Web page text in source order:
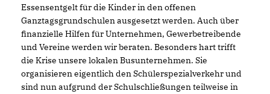
Essensentgelt für die Kinder in den offenen
Ganztagsgrundschulen ausgesetzt werden. Auch über
finanzielle Hilfen für Unternehmen, Gewerbetreibende
und Vereine werden wir beraten. Besonders hart trifft
die Krise unsere lokalen Busunternehmen. Sie
organisieren eigentlich den Schülerspezialverkehr und
sind nun aufgrund der Schulschließungen teilweise in